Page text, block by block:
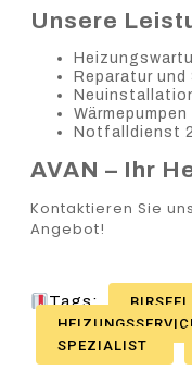
Unsere
Reparatur
Notfalldienst
AVAN – Ihr
Kontaktieren Sie
Angebot!
Tags:
SPEZIALIST